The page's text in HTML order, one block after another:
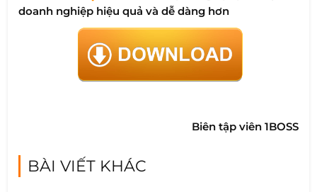
doanh nghiệp hiệu quả và dễ dàng hơn
Biên tập viên 1BOSS
BÀI VIẾT KHÁC